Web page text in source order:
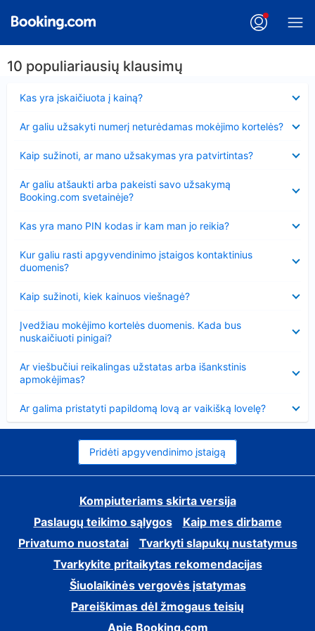
10 populiariausių klausimų
Kas yra įskaičiuota į kainą?
Ar galiu užsakyti numerį neturėdamas mokėjimo kortelės?
Kaip sužinoti, ar mano užsakymas yra patvirtintas?
Ar galiu atšaukti arba pakeisti savo užsakymą
Booking.com svetainėje?
Kas yra mano PIN kodas ir kam man jo reikia?
Kur galiu rasti apgyvendinimo įstaigos kontaktinius
duomenis?
Kaip sužinoti, kiek kainuos viešnagė?
Įvedžiau mokėjimo kortelės duomenis. Kada bus
nuskaičiuoti pinigai?
Ar viešbučiui reikalingas užstatas arba išankstinis
apmokėjimas?
Ar galima pristatyti papildomą lovą ar vaikišką lovelę?
Pridėti apgyvendinimo įstaigą
Kompiuteriams skirta versija
Paslaugų teikimo sąlygos
Kaip mes dirbame
Privatumo nuostatai
Tvarkyti slapukų nustatymus
Tvarkykite pritaikytas rekomendacijas
Šiuolaikinės vergovės įstatymas
Pareiškimas dėl žmogaus teisių
Apie Booking.com